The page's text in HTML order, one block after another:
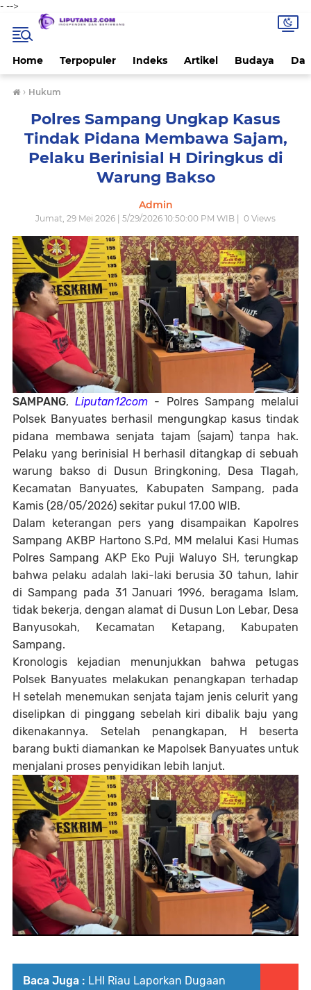
- -->
Home Terpopuler Indeks Artikel Budaya
› Hukum
Polres Sampang Ungkap Kasus
Tindak Pidana Membawa Sajam,
Pelaku Berinisial H Diringkus di
Warung Bakso
Admin
Jumat, 29 Mei 2026 | 5/29/2026 10:50:00 PM WIB | 0 Views
SAMPANG,Liputan12com - Polres Sampang melalui
Polsek Banyuates berhasil mengungkap kasus tindak
pidana membawa senjata tajam (sajam) tanpa hak.
Pelaku yang berinisial H berhasil ditangkap di sebuah
warung bakso di Dusun Bringkoning, Desa Tlagah,
Kecamatan Banyuates, Kabupaten Sampang, pada
Kamis (28/05/2026) sekitar pukul 17.00 WIB.
Dalam keterangan pers yang disampaikan Kapolres
Sampang AKBP Hartono S.Pd, MM melalui Kasi Humas
Polres Sampang AKP Eko Puji Waluyo SH, terungkap
bahwa pelaku adalah laki-laki berusia 30 tahun, lahir
di Sampang pada 31 Januari 1996, beragama Islam,
tidak bekerja, dengan alamat di Dusun Lon Lebar, Desa
Banyusokah, Kecamatan Ketapang, Kabupaten
Sampang.
Kronologis kejadian menunjukkan bahwa petugas
Polsek Banyuates melakukan penangkapan terhadap
H setelah menemukan senjata tajam jenis celurit yang
diselipkan di pinggang sebelah kiri dibalik baju yang
dikenakannya. Setelah penangkapan, H beserta
barang bukti diamankan ke Mapolsek Banyuates untuk
menjalani proses penyidikan lebih lanjut.
Baca Juga : LHI Riau Laporkan Dugaan